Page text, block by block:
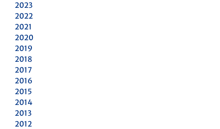
2023
2022
2021
2020
2019
2018
2017
2016
2015
2014
2013
2012